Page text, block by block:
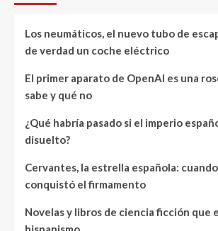
Los neumáticos, el nuevo tubo de
de verdad un coche eléctrico
El primer aparato de OpenAI es una
sabe y qué no
¿Qué habría pasado si el imperio
disuelto?
Cervantes, la estrella española:
conquistó el firmamento
Novelas y libros de ciencia ficción que